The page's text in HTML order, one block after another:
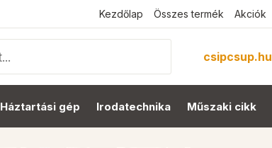
Kezdőlap Összes termék Akciók
csipcsup.hu
Háztartási gép Irodatechnika Műszaki cikk